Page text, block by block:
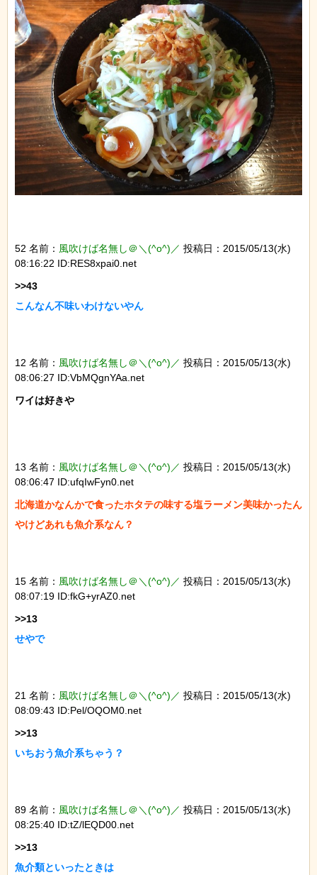
52 名前： 風吹けば名無し＠＼(^o^)／ 投稿日：2015/05/13(水)
08:16:22 ID:RES8xpai0.net
こんなん不味いわけないやん
12 名前： 風吹けば名無し＠＼(^o^)／ 投稿日：2015/05/13(水)
08:06:27 ID:VbMQgnYAa.net
ワイは好きや
13 名前： 風吹けば名無し＠＼(^o^)／ 投稿日：2015/05/13(水)
08:06:47 ID:ufqIwFyn0.net
北海道かなんかで食ったホタテの味する塩ラーメン美味かったん
やけどあれも魚介系なん？
15 名前： 風吹けば名無し＠＼(^o^)／ 投稿日：2015/05/13(水)
08:07:19 ID:fkG+yrAZ0.net
せやで
21 名前： 風吹けば名無し＠＼(^o^)／ 投稿日：2015/05/13(水)
08:09:43 ID:Pel/OQOM0.net
いちおう魚介系ちゃう？
89 名前： 風吹けば名無し＠＼(^o^)／ 投稿日：2015/05/13(水)
08:25:40 ID:tZ/lEQD00.net
魚介類といったときは